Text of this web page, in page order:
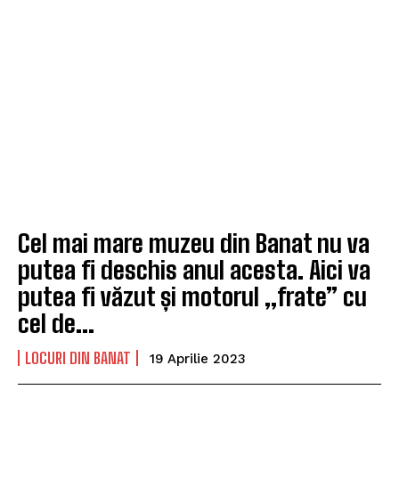
Cel mai mare muzeu din Banat nu va
putea fi deschis anul acesta. Aici va
putea fi văzut și motorul „frate” cu
cel de...
LOCURI DIN BANAT 19 Aprilie 2023